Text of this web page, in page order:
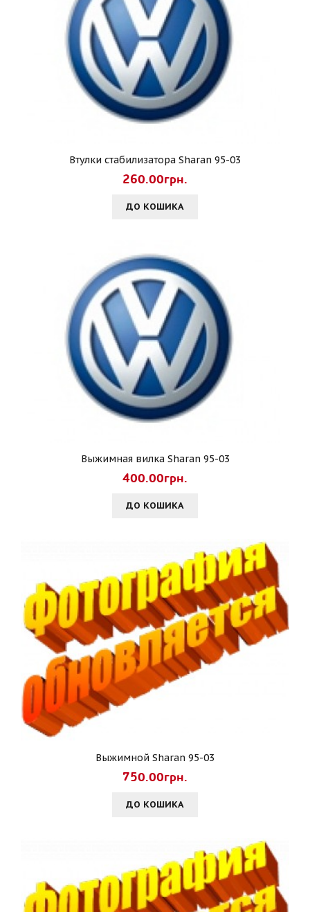
Втулки стабилизатора Sharan 95-03
260.00грн.
ДО КОШИКА
Выжимная вилка Sharan 95-03
400.00грн.
ДО КОШИКА
Выжимной Sharan 95-03
750.00грн.
ДО КОШИКА